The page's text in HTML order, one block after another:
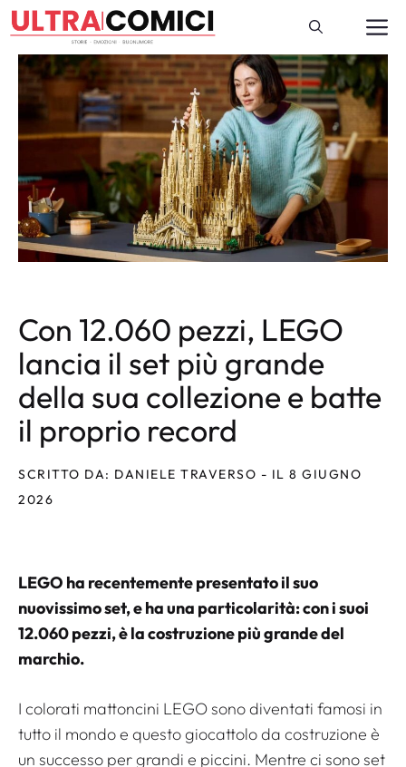
Vai
al
contenuto
Con 12.060 pezzi, LEGO
lancia il set più grande
della sua collezione e batte
il proprio record
SCRITTO DA: DANIELE TRAVERSO - IL 8 GIUGNO
2026
LEGO ha recentemente presentato il suo
nuovissimo set, e ha una particolarità: con i suoi
12.060 pezzi, è la costruzione più grande del
marchio.
I colorati mattoncini LEGO sono diventati famosi in
tutto il mondo e questo giocattolo da costruzione è
un successo per grandi e piccini. Mentre ci sono set